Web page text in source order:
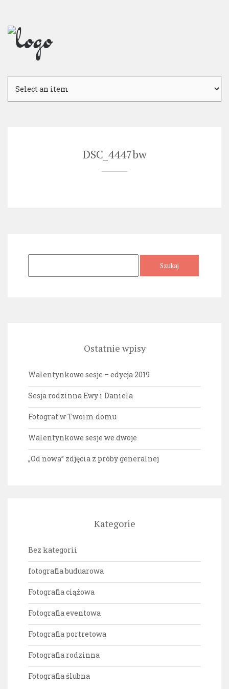
Skip
content
DSC_4447bw
Ostatnie wpisy
Walentynkowe sesje – edycja 2019
Sesja rodzinna Ewy i Daniela
Fotograf w Twoim domu
Walentynkowe sesje we dwoje
„Od nowa” zdjęcia z próby generalnej
Kategorie
Bez kategorii
fotografia buduarowa
Fotografia ciążowa
Fotografia eventowa
Fotografia portretowa
Fotografia rodzinna
Fotografia ślubna